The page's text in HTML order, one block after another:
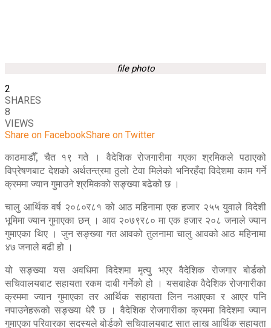
file photo
2
SHARES
8
VIEWS
Share on FacebookShare on Twitter
काठमाडौँ, चैत १९ गते । वैदेशिक रोजगारीमा गएका श्रमिकले पठाएको
विप्रेषणबाट देशको अर्थतन्त्रमा ठुलो टेवा मिलेको भनिरहँदा विदेशमा काम गर्ने
क्रममा ज्यान गुमाउने श्रमिकको सङ्ख्या बढेको छ ।
चालु आर्थिक वर्ष २०८०र८१ को आठ महिनामा एक हजार २५५ युवाले विदेशी
भूमिमा ज्यान गुमाएका छन् । आव २०७९र८० मा एक हजार २०८ जनाले ज्यान
गुमाएका थिए । जुन सङ्ख्या गत आवको तुलनामा चालु आवको आठ महिनामा
४७ जनाले बढी हो ।
यो सङ्ख्या यस अवधिमा विदेशमा मृत्यु भएर वैदेशिक रोजगार बोर्डको
सचिवालयबाट सहायता रकम दाबी गर्नेको हो । यसबाहेक वैदेशिक रोजगारीका
क्रममा ज्यान गुमाएका तर आर्थिक सहायता लिन नआएका र आएर पनि
नपाउनेहरूको सङ्ख्या धेरै छ । वैदेशिक रोजगारीका क्रममा विदेशमा ज्यान
गुमाएका परिवारका सदस्यले बोर्डको सचिवालयबाट सात लाख आर्थिक सहायता